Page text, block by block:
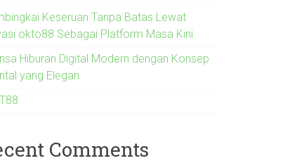
Keseruan Tanpa Batas Lewat
okto88 Sebagai Platform Masa Kini
Hiburan Digital Modern dengan Konsep
yang Elegan
Comments